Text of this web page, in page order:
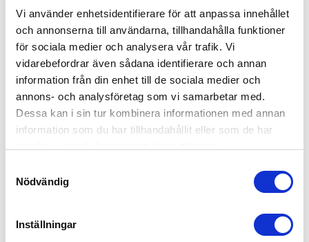
Vi använder enhetsidentifierare för att anpassa innehållet
och annonserna till användarna, tillhandahålla funktioner
för sociala medier och analysera vår trafik. Vi
vidarebefordrar även sådana identifierare och annan
information från din enhet till de sociala medier och
annons- och analysföretag som vi samarbetar med.
Dessa kan i sin tur kombinera informationen med annan
information som du har tillhandahållit eller som de har
Nödvändig
Inställningar
Små överraskningar i antalet nyregistrerade
fyrhjulingar
Efter en rekordstart på säsongen för antalet
nyregistrerade fyrhjulingarna har marknaden
stabiliserats något i maj 2021 med en uppgång på
2% jämfört med samma månad förra året.
LÄS MER PÅ VÅR SIDA OM REGISTRERINGSSTATISTIK »